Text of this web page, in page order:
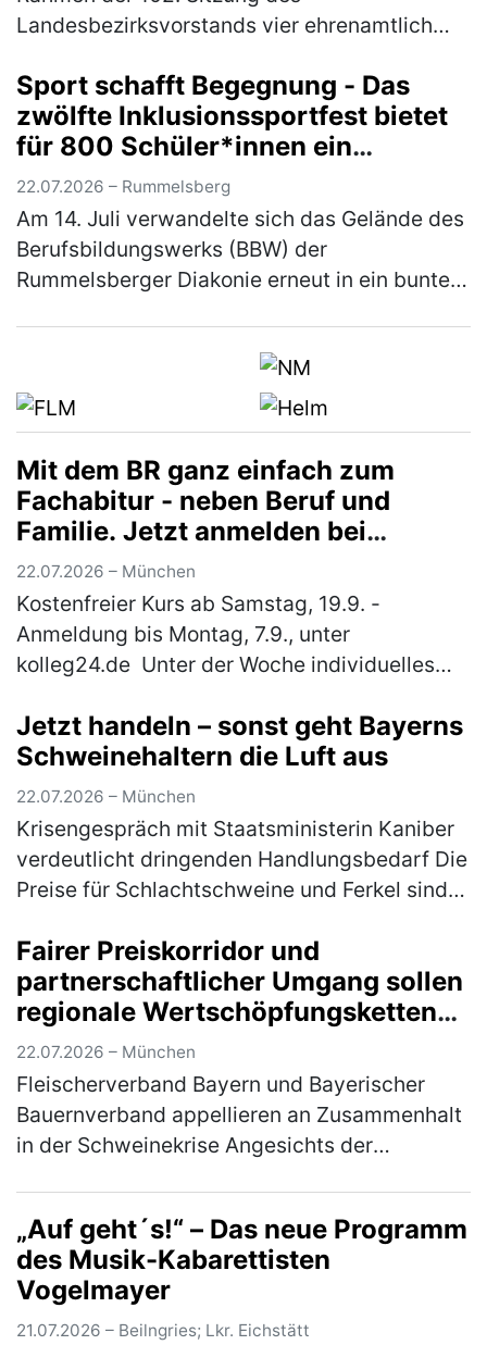
Landesbezirksvorstands vier ehrenamtlich
Medaille ausgezeichnet. Mit der höchsten
Eh…(mehr)
Sport schafft Begegnung - Das
zwölfte Inklusionssportfest bietet
für 800 Schüler*innen ein
vielfältiges Bewegungsangebot
22.07.2026 – Rummelsberg
Am 14. Juli verwandelte sich das Gelände des
Berufsbildungswerks (BBW) der
Rummelsberger Diakonie erneut in ein buntes
Mit dem BR ganz einfach zum
Fachabitur - neben Beruf und
Familie. Jetzt anmelden bei
"kolleg24"
22.07.2026 – München
Kostenfreier Kurs ab Samstag, 19.9. -
Anmeldung bis Montag, 7.9., unter
kolleg24.de Unter der Woche individuelles
Unterricht in einer nahe gelegenen Schule…
(mehr)
Jetzt handeln – sonst geht Bayerns
Schweinehaltern die Luft aus
22.07.2026 – München
Krisengespräch mit Staatsministerin Kaniber
verdeutlicht dringenden Handlungsbedarf Die
Preise für Schlachtschweine und Ferkel sind
und Fußballweltmeisterscha…(mehr)
Fairer Preiskorridor und
partnerschaftlicher Umgang sollen
regionale Wertschöpfungsketten
sichern
22.07.2026 – München
Fleischerverband Bayern und Bayerischer
Bauernverband appellieren an Zusammenhalt
in der Schweinekrise Angesichts der
B…(mehr)
„Auf geht´s!“ – Das neue Programm
des Musik-Kabarettisten
Vogelmayer
21.07.2026 – Beilngries; Lkr. Eichstätt